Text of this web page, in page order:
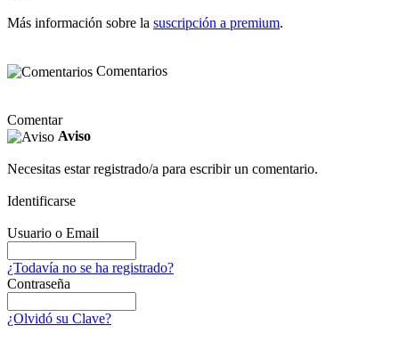
Más información sobre la suscripción a premium.
Comentarios
Comentar
Aviso
Necesitas estar registrado/a para escribir un comentario.
Identificarse
Usuario o Email
¿Todavía no se ha registrado?
Contraseña
¿Olvidó su Clave?